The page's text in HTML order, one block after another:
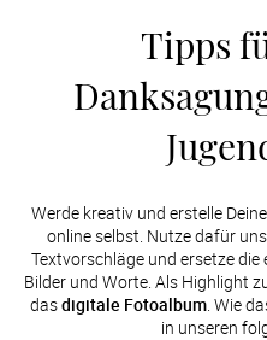
Tipps
Werde kreativ und erstelle
online selbst. Nutze dafür
Textvorschläge und ersetze die
Bilder und Worte. Als Highlight
das digitale Fotoalbum. Wie
in unseren